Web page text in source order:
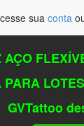
GVTattoo
sua conta